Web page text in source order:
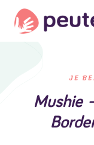
JE
Mushie